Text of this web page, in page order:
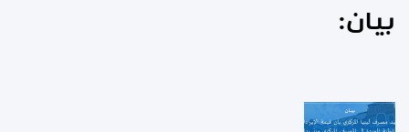
بيان: